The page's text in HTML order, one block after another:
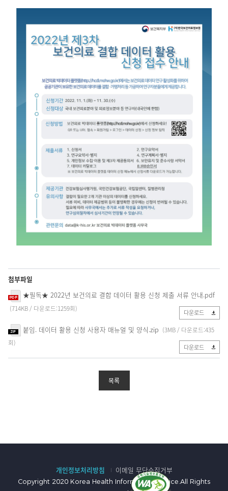
첨부파일
★필독★ 2022년 보건의료 결합 데이터 활용 신청 제출 서류 안내.pdf
(714KB / 다운로드:1259회)
다운로드
붙임. 데이터 활용 신청 사용자 매뉴얼 및 양식.zip (3MB / 다운로드:435
회)
다운로드
목록
개인정보처리방침 이메일 무단수집거부
Copyright 2020 Korea Health Information Service.All Rights